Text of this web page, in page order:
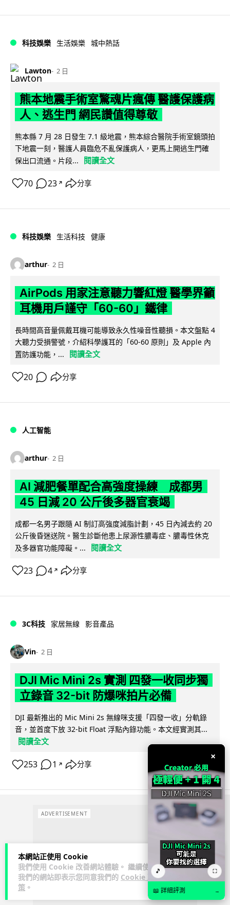
本網站正使用 Cookie
我們使用 Cookie 改善網站體驗。 繼續使用
我們的網站即表示您同意我們的 Cookie 政
策 。
科技娛樂 生活娛樂 城中熱話
Lawton 2 日
熊本地震手術室驚魂片瘋傳 醫護保護病
人、逃生門 網民讚值得尊敬
熊本縣 7 月 28 日發生 7.1 級地震，熊本綜合醫院手術室鏡頭拍
下地震一刻，醫護人員臨危不亂保護病人，更馬上開逃生門確
保出口流通。片段...
閱讀全文
70 23 ↗ 分享
科技娛樂 生活科技 健康
arthur 2 日
AirPods 用家注意聽力響紅燈 醫學界籲
耳機用戶謹守「60-60」鐵律
長時間高音量佩戴耳機可能導致永久性噪音性聽損。本文盤點 4
大聽力受損警號，介紹科學護耳的「60-60 原則」及 Apple 內
置防護功能，...
閱讀全文
20 分享
人工智能
arthur 2 日
AI 減肥餐單配合高強度操練 成都男
45 日減 20 公斤後多器官衰竭
成都一名男子跟隨 AI 制訂高強度減脂計劃，45 日內減去約 20
公斤後昏迷送院。醫生診斷他患上尿源性膿毒症、膿毒性休克
及多器官功能障礙。...
閱讀全文
23 4 ↗ 分享
3C科技 家居無線 影音產品
Vin 2 日
DJI Mic Mini 2s 實測 四發一收同步獨
立錄音 32-bit 防爆咪拍片必備
DJI 最新推出的 Mic Mini 2s 無線咪支援「四發一收」分軌錄
音，並首度下放 32-bit Float 浮點內錄功能。本文經實測其...
閱讀全文
253 1 ↗ 分享
ADVERTISEMENT
×
🎵 ⛶
📖 詳細評測 →